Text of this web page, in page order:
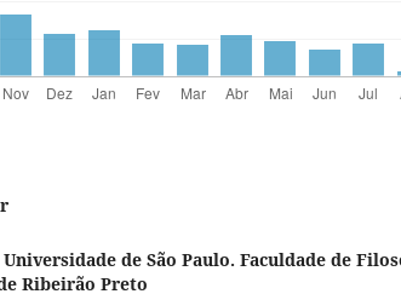
Universidade de São Paulo. Faculdade de
Ribeirão Preto